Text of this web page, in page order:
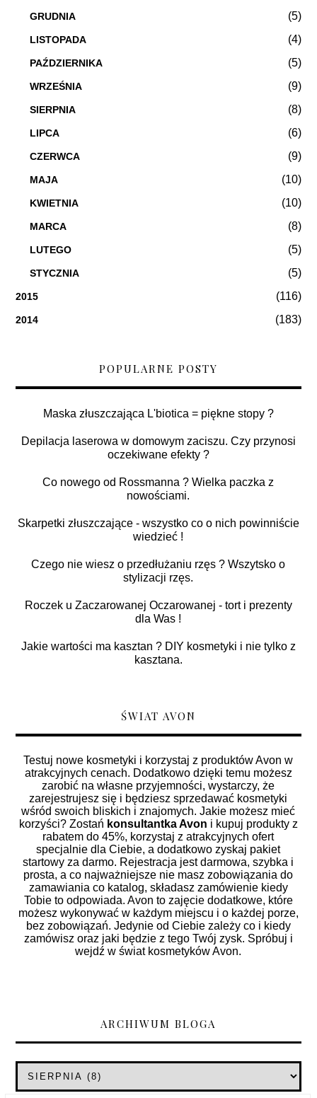
GRUDNIA (5)
LISTOPADA (4)
PAŹDZIERNIKA (5)
WRZEŚNIA (9)
SIERPNIA (8)
LIPCA (6)
CZERWCA (9)
MAJA (10)
KWIETNIA (10)
MARCA (8)
LUTEGO (5)
STYCZNIA (5)
2015 (116)
2014 (183)
POPULARNE POSTY
Maska złuszczająca L'biotica = piękne stopy ?
Depilacja laserowa w domowym zaciszu. Czy przynosi
oczekiwane efekty ?
Co nowego od Rossmanna ? Wielka paczka z
nowościami.
Skarpetki złuszczające - wszystko co o nich powinniście
wiedzieć !
Czego nie wiesz o przedłużaniu rzęs ? Wszytsko o
stylizacji rzęs.
Roczek u Zaczarowanej Oczarowanej - tort i prezenty
dla Was !
Jakie wartości ma kasztan ? DIY kosmetyki i nie tylko z
kasztana.
ŚWIAT AVON
Testuj nowe kosmetyki i korzystaj z produktów Avon w
atrakcyjnych cenach. Dodatkowo dzięki temu możesz
zarobić na własne przyjemności, wystarczy, że
zarejestrujesz się i będziesz sprzedawać kosmetyki
wśród swoich bliskich i znajomych. Jakie możesz mieć
korzyści? Zostań konsultantka Avon i kupuj produkty z
rabatem do 45%, korzystaj z atrakcyjnych ofert
specjalnie dla Ciebie, a dodatkowo zyskaj pakiet
startowy za darmo. Rejestracja jest darmowa, szybka i
prosta, a co najważniejsze nie masz zobowiązania do
zamawiania co katalog, składasz zamówienie kiedy
Tobie to odpowiada. Avon to zajęcie dodatkowe, które
możesz wykonywać w każdym miejscu i o każdej porze,
bez zobowiązań. Jedynie od Ciebie zależy co i kiedy
zamówisz oraz jaki będzie z tego Twój zysk. Spróbuj i
wejdź w świat kosmetyków Avon.
ARCHIWUM BLOGA